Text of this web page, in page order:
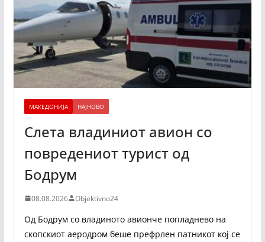
МАКЕДОНИЈА НАЈНОВО
Слета владиниот авион со
повредениот турист од
Бодрум
08.08.2026 Objektivno24
Од Бодрум со владиното авионче попладнево на
скопскиот аеродром беше префрлен патникот кој се